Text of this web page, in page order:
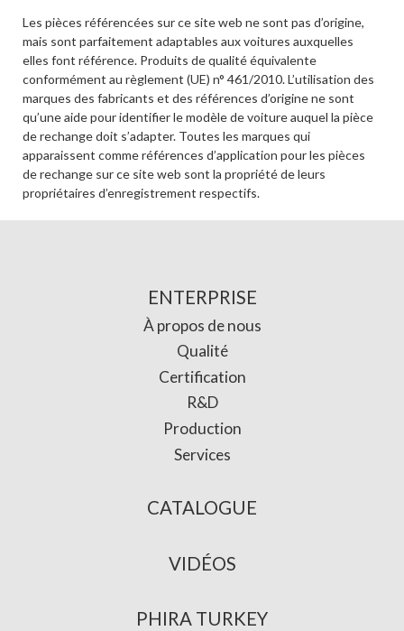
Les pièces référencées sur ce site web ne sont pas d’origine,
mais sont parfaitement adaptables aux voitures auxquelles
elles font référence. Produits de qualité équivalente
conformément au règlement (UE) n° 461/2010. L’utilisation des
marques des fabricants et des références d’origine ne sont
qu’une aide pour identifier le modèle de voiture auquel la pièce
de rechange doit s’adapter. Toutes les marques qui
apparaissent comme références d’application pour les pièces
de rechange sur ce site web sont la propriété de leurs
propriétaires d’enregistrement respectifs.
ENTERPRISE
À propos de nous
Qualité
Certification
R&D
Production
Services
CATALOGUE
VIDÉOS
PHIRA TURKEY